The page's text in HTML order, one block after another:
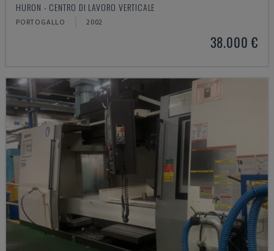
HURON - CENTRO DI LAVORO VERTICALE
PORTOGALLO 2002
38.000 €